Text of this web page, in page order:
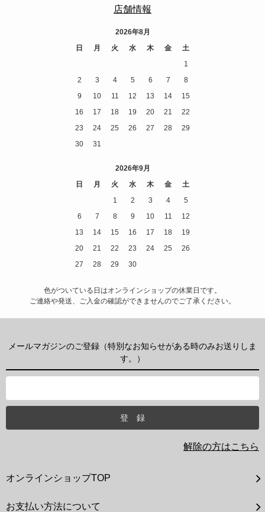
店舗情報
2026年8月
日
月 火 水 木 金
土
1
2
3 4 5 6 7
8
9
10 11 12 13 14
15
16
17 18 19 20 21
22
23
24 25 26 27 28
29
30
31
2026年9月
日
月 火 水 木 金
土
1
2 3 4
5
6
7 8 9 10 11
12
13
14 15 16 17 18
19
20
21 22 23 24 25
26
27
28 29 30
色がついている日はオンラインショップの休業日です。
ご連絡や発送、ご入金の確認ができませんのでご了承ください。
メールマガジンのご登録（特別なお知らせがある時のみお送りしま
す。）
解除の方はこちら
オンラインショップTOP
お支払い方法について